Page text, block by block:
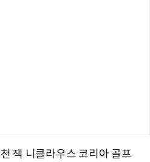
잭 니클라우스 코리아 골프